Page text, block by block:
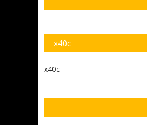
x40c
x40c